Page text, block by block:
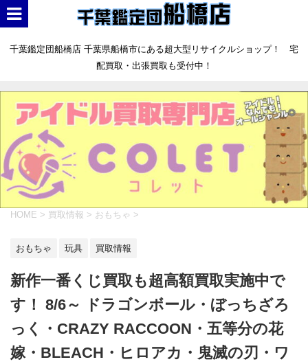
千葉鑑定団船橋店 千葉県船橋市にある超大型リサイクルショップ！ 宅
配買取・出張買取も受付中！
HOME > 買取情報 > おもちゃ >
おもちゃ 玩具 買取情報
新作一番くじ買取も超高額買取実施中で
す！ 8/6～ ドラゴンボール・ぼっちざろ
っく・CRAZY RACCOON・五等分の花
嫁・BLEACH・ヒロアカ・鬼滅の刃・ワ